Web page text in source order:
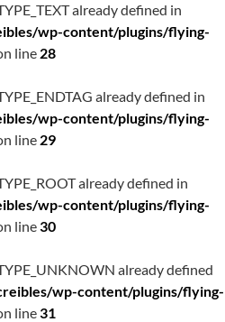
already defined in
wp-content/plugins/flying-
line 28
already defined in
wp-content/plugins/flying-
line 29
already defined in
wp-content/plugins/flying-
line30
already defined
wp-content/plugins/flying-
line31